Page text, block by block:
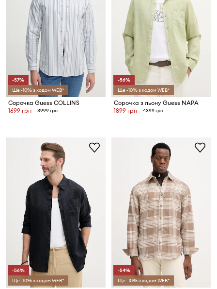
-57%
Ще -10% з кодом WEB*
Сорочка Guess COLLINS
1699 грн
3999 грн
-56%
Ще -10% з кодом WEB*
Сорочка з льону Guess NAPA
1899 грн
4399 грн
-56%
Ще -10% з кодом WEB*
-54%
Ще -10% з кодом WEB*